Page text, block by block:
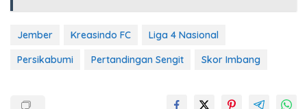
Jember Kreasindo FC
Liga 4 Nasional
Persikabumi
Pertandingan Sengit Skor Imbang